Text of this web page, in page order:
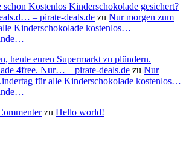
schon Kostenlos Kinderschokolade gesichert?
– pirate-deals.de zu Nur morgen zum
Kinderschokolade kostenlos…
heute euren Supermarkt zu plündern.
4free. Nur… – pirate-deals.de zu Nur
für alle Kinderschokolade kostenlos…
zu Hello world!